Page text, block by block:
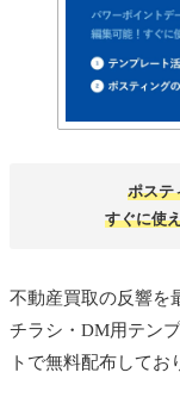
ポステ
すぐに使
不動産買取の反響を
チラシ・DM用テン
トで無料配布してお